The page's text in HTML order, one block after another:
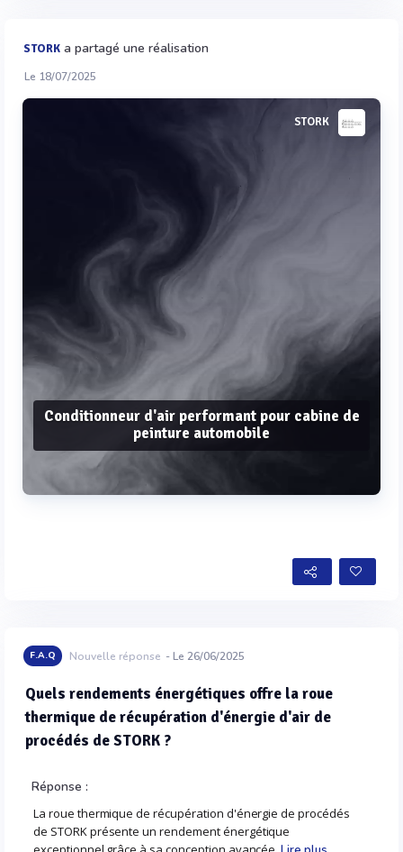
STORK a partagé une réalisation
Le 18/07/2025
STORK
Conditionneur d'air performant pour cabine de
peinture automobile
F.A.Q Nouvelle réponse - Le 26/06/2025
Quels rendements énergétiques offre la roue
thermique de récupération d'énergie d'air de
procédés de STORK ?
Réponse :
La roue thermique de récupération d'énergie de procédés
de STORK présente un rendement énergétique